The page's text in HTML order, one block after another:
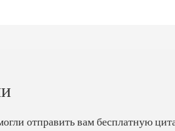
отправить вам бесплатную